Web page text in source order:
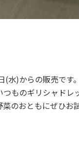
水)からの販売です。
ものギリシャド
のおともにぜひお